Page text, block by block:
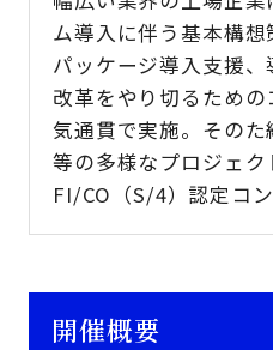
ム導入に伴う基本構想
パッケージ導入支援
改革をやり切るため
気通貫で実施。その
等の多様なプロジェク
FI/CO（S/4）認定コン
開催概要